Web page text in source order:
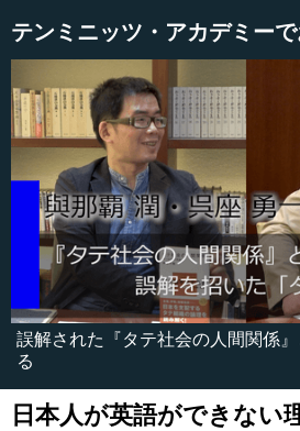
テンミニッツ・アカデミー
誤解された『タテ社会の人間関係
る
日本人が英語ができない